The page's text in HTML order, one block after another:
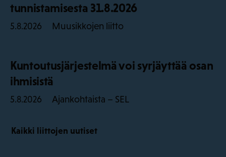
tunnistamisesta 31.8.2026
5.8.2026 Muusikkojen liitto
Kuntoutusjärjestelmä voi syrjäyttää osan
ihmisistä
5.8.2026 Ajankohtaista – SEL
Kaikki liittojen uutiset